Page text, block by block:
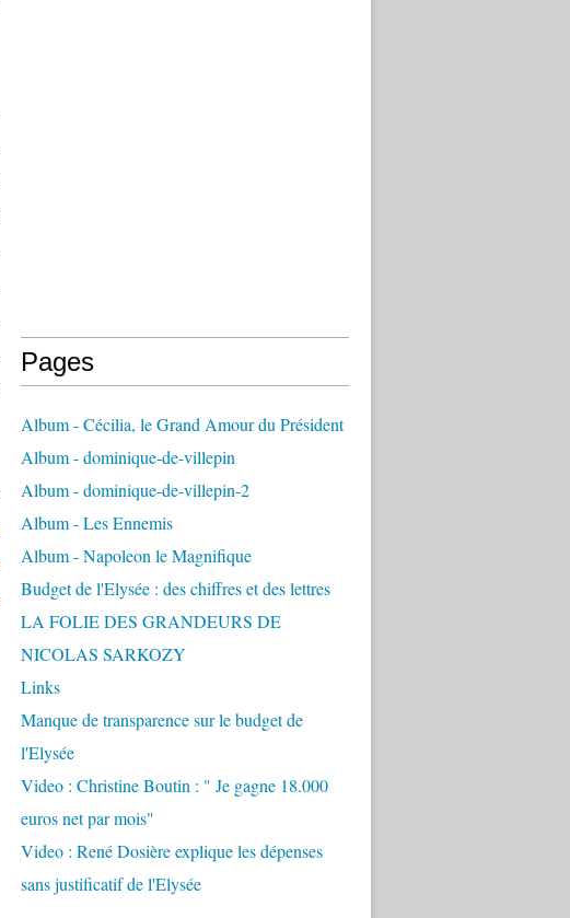
Pages
Album - Cécilia, le Grand Amour du Président
Album - dominique-de-villepin
Album - dominique-de-villepin-2
Album - Les Ennemis
Album - Napoleon le Magnifique
Budget de l'Elysée : des chiffres et des lettres
LA FOLIE DES GRANDEURS DE
NICOLAS SARKOZY
Links
Manque de transparence sur le budget de
l'Elysée
Video : Christine Boutin : " Je gagne 18.000
euros net par mois"
Video : René Dosière explique les dépenses
sans justificatif de l'Elysée